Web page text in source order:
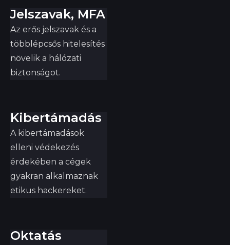
Jelszavak, MFA
Az erős jelszavak és a
többlépcsős hitelesítés
növelik a hálózati
biztonságot.
Kibertámadás
A kibertámadások
elleni védekezés
érdekében a cégek
gyakran alkalmaznak
etikus hackereket.
Oktatás